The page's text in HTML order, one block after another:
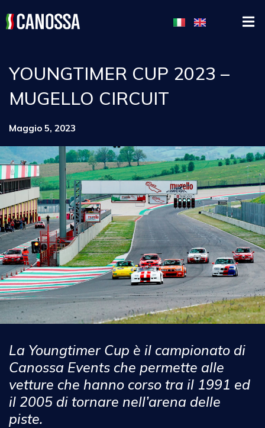
YOUNGTIMER CUP 2023 –
MUGELLO CIRCUIT
Maggio 5, 2023
La Youngtimer Cup è il campionato di
Canossa Events che permette alle
vetture che hanno corso tra il 1991 ed
il 2005 di tornare nell’arena delle
piste.